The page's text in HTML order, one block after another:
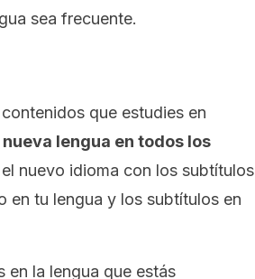
sea frecuente.
que estudies en
lengua en todos los
el nuevo idioma con los subtítulos
en tu lengua y los subtítulos en
en la lengua que estás